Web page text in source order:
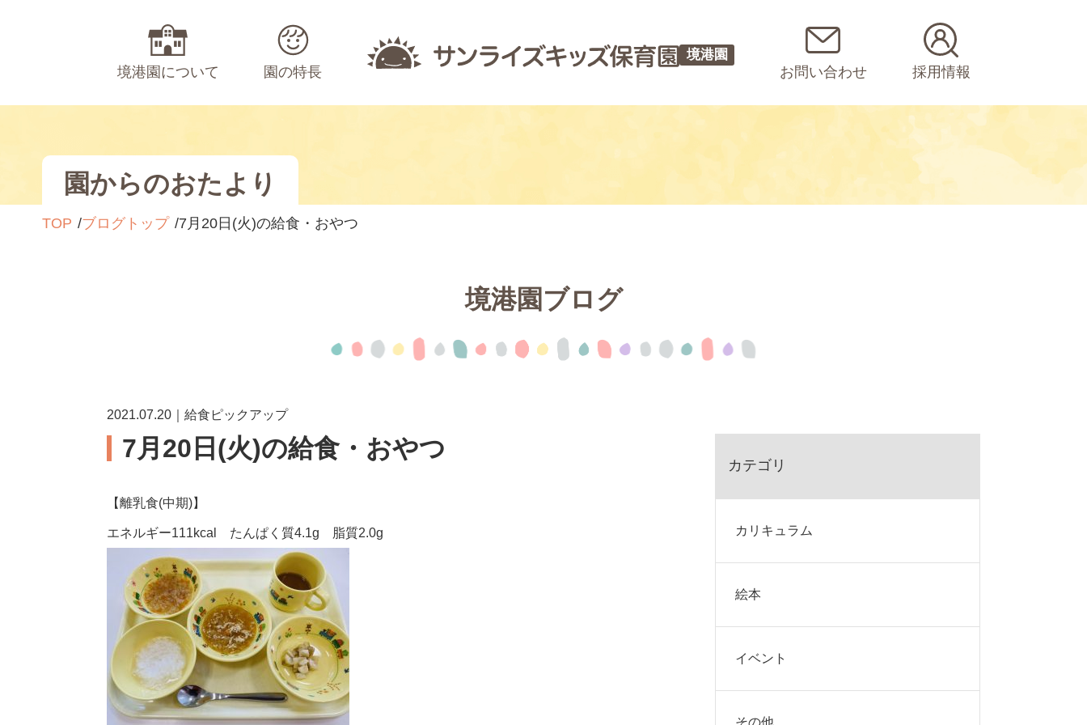
境港園について 園の特長
境港園
お問い合わせ 採用情報
園からのおたより
TOP ブログトップ 7月20日(火)の給食・おやつ
境港園ブログ
2021.07.20｜給食ピックアップ
7月20日(火)の給食・おやつ
【離乳食(中期)】
エネルギー111kcal たんぱく質4.1g 脂質2.0g
カテゴリ
カリキュラム
絵本
イベント
その他